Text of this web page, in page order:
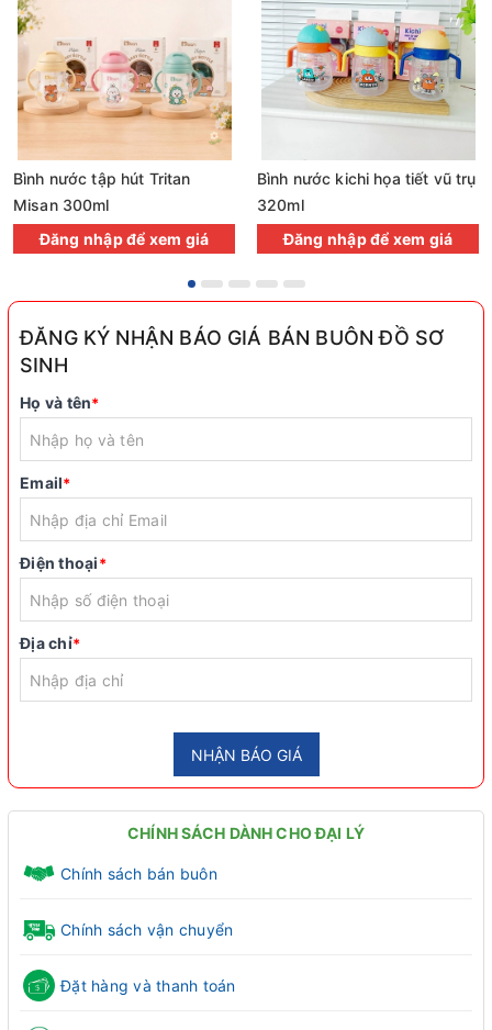
Bình nước tập hút Tritan
Misan 300ml
Đăng nhập để xem giá
Bình nước kichi họa tiết vũ trụ
320ml
Đăng nhập để xem giá
ĐĂNG KÝ NHẬN BÁO GIÁ BÁN BUÔN ĐỒ SƠ
SINH
Họ và tên*
Email*
Điện thoại*
Địa chỉ*
NHẬN BÁO GIÁ
CHÍNH SÁCH DÀNH CHO ĐẠI LÝ
Chính sách bán buôn
Chính sách vận chuyển
Đặt hàng và thanh toán